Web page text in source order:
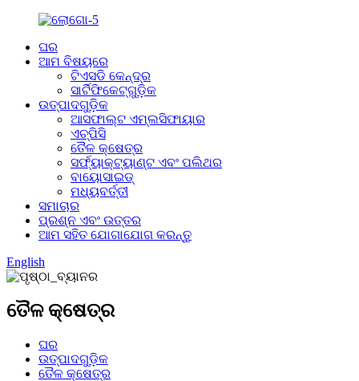
ଘର
ଆମ ବିଷୟରେ
ଟିଏସଡି କେନ୍ଦ୍ର
ସାର୍ଟିଫିକେଟ୍‌ଗୁଡ଼ିକ
ଉତ୍ପାଦଗୁଡ଼ିକ
ଆସଫାଲ୍ଟ ଏମ୍ଲସିଫାୟାର
ଏଚ୍‌ପିସି
ତୈଳ କ୍ଷେତ୍ର
ସର୍ଫ୍ୟାକ୍ଟ୍ୟାଣ୍ଟ ଏବଂ ପଲିଥର
ବାୟୋସାଇଡ୍
ମଧ୍ୟବର୍ତ୍ତୀ
ସମାଚାର
ପ୍ରଶ୍ନ ଏବଂ ଉତ୍ତର
ଆମ ସହିତ ଯୋଗାଯୋଗ କରନ୍ତୁ
English
ତୈଳ କ୍ଷେତ୍ର
ଘର
ଉତ୍ପାଦଗୁଡ଼ିକ
ତୈଳ କ୍ଷେତ୍ର